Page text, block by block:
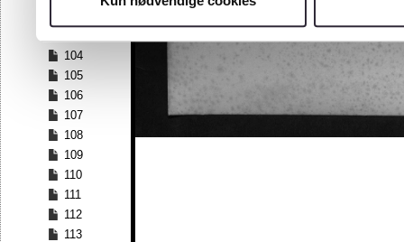
104
105
106
107
108
109
110
111
112
113